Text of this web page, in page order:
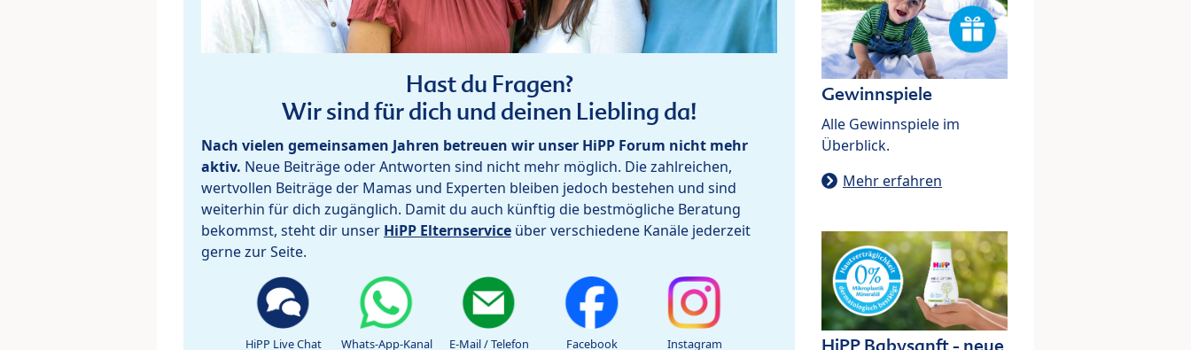
Hast du Fragen?
Wir sind für dich und deinen Liebling da!
Nach vielen gemeinsamen Jahren betreuen wir unser HiPP Forum nicht mehr
aktiv. Neue Beiträge oder Antworten sind nicht mehr möglich. Die zahlreichen,
wertvollen Beiträge der Mamas und Experten bleiben jedoch bestehen und sind
weiterhin für dich zugänglich. Damit du auch künftig die bestmögliche Beratung
bekommst, steht dir unser HiPP Elternservice über verschiedene Kanäle jederzeit
gerne zur Seite.
HiPP Live Chat Whats-App-Kanal E-Mail / Telefon Facebook Instagram
Gewinnspiele
Alle Gewinnspiele im
Überblick.
Mehr erfahren
HiPP Babysanft - neue